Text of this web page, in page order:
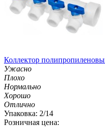
Коллектор
Ужасно
Плохо
Нормально
Хорошо
Отлично
Упаковка: 2/14
Розничная цена: